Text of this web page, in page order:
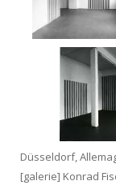
Düsseldorf,
[galerie] Konrad